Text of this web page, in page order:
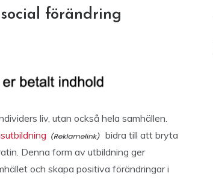
förändring
liv, utan också hela samhällen.
bidra till att bryta
Denna form av utbildning ger
och skapa positiva förändringar i